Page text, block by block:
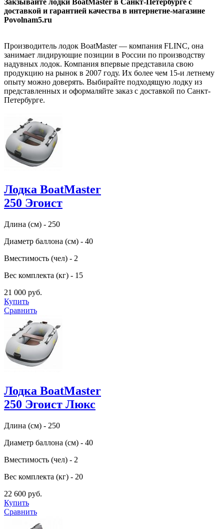
Лодка BoatMaster
250 Эгоист
Длина (см) - 250
Диаметр баллона (см) - 40
Вместимость (чел) - 2
Вес комплекта (кг) - 15
21 000 руб.
Купить
Сравнить
Лодка BoatMaster
250 Эгоист Люкс
Длина (см) - 250
Диаметр баллона (см) - 40
Вместимость (чел) - 2
Вес комплекта (кг) - 20
22 600 руб.
Купить
Сравнить
Производитель лодок BoatMaster — компания FLINC, она
занимает лидирующие позиции в России по производству
надувных лодок. Компания впервые представила свою
продукцию на рынок в 2007 году. Их более чем 15-и летнему
опыту можно доверять. Выбирайте подходящую лодку из
представленных и оформаляйте заказ с доставкой по Санкт-
Петербурге.
доставкой и гарантией качества в интернетне-магазине
Povolnam5.ru